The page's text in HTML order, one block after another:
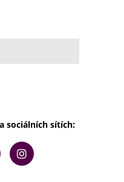
sociálních sítích: